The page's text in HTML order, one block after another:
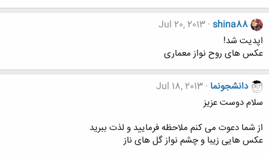
shina88
Jul 20, 2013
اپدیت شد!
عکس های روح نواز معماری
دانشجونما Jul 18, 2013
سلام دوست عزیز
از شما دعوت می کنم ملاحظه فرمایید و لذت ببرید
عکس هایی زیبا و چشم نواز گل های ناز